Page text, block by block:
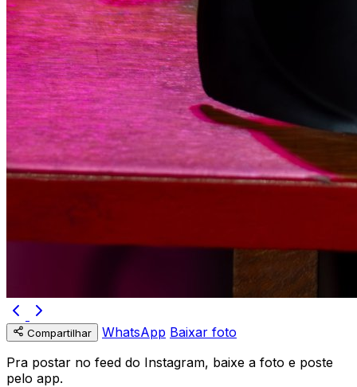
Compartilhar WhatsApp Baixar foto
Pra postar no feed do Instagram, baixe a foto e poste
pelo app.